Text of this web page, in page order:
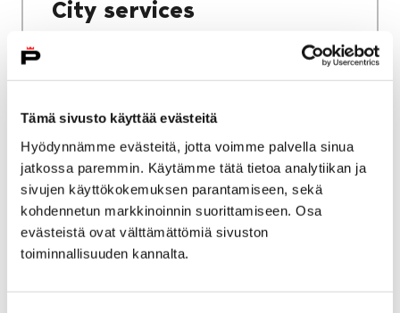
Tämä sivusto käyttää evästeitä
Hyödynnämme evästeitä, jotta voimme palvella sinua
jatkossa paremmin. Käytämme tätä tietoa analytiikan ja
sivujen käyttökokemuksen parantamiseen, sekä
kohdennetun markkinoinnin suorittamiseen. Osa
evästeistä ovat välttämättömiä sivuston
toiminnallisuuden kannalta.
City services
Why Pori